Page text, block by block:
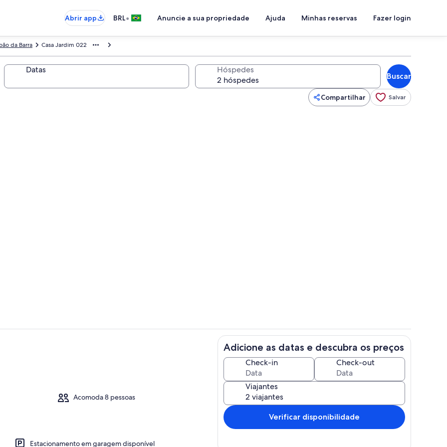
Abrir app
BRL• Anuncie a sua propriedade Ajuda Minhas reservas Fazer login
Casa Jardim 022
da Barra
Datas Hóspedes
Buscar
Compartilhar Salvar
Parte interna
Acomoda 8 pessoas
Estacionamento em garagem disponível
Adicione as datas e descubra os preços
Check-in Check-out
Viajantes
Verificar disponibilidade